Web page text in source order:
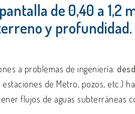
de 0,40 a 1,2
y profundidad.
a problemas de ingeniería:
de Metro, pozos, etc.)
flujos de aguas subterráneas